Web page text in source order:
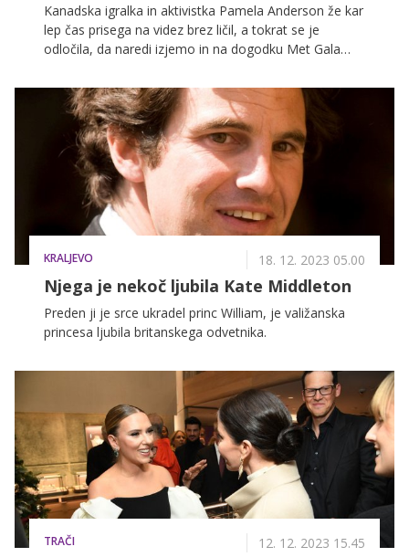
Kanadska igralka in aktivistka Pamela Anderson že kar
lep čas prisega na videz brez ličil, a tokrat se je
odločila, da naredi izjemo in na dogodku Met Gala
KRALJEVO 18. 12. 2023 05.00
Njega je nekoč ljubila Kate Middleton
Preden ji je srce ukradel princ William, je valižanska
princesa ljubila britanskega odvetnika.
TRAČI 12. 12. 2023 15.45